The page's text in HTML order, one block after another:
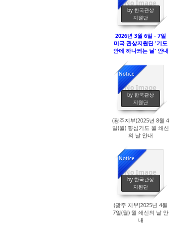
No Image
by 한국관상
지원단
1807
2026년 3월 6일 - 7일
미국 관상지원단 '기도
안에 하나되는 날' 안내
No Image
Notice
by 한국관상
지원단
2311
(광주지부)2025년 8월 4
일(월) 향심기도 월 쇄신
의 날 안내
No Image
Notice
by 한국관상
지원단
2714
(광주 지부)2025년 4월
7일(월) 월 쇄신의 날 안
내